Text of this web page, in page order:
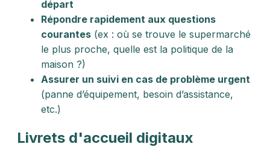
départ
Répondre rapidement aux questions
courantes (ex : où se trouve le supermarché
le plus proche, quelle est la politique de la
maison ?)
Assurer un suivi en cas de problème urgent
(panne d’équipement, besoin d’assistance,
etc.)
Livrets d'accueil digitaux